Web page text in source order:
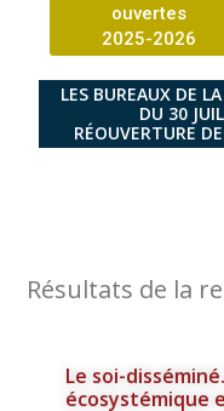
ouvertes
2025-2026
LES BUREAUX DE
DU 30
RÉOUVERTURE
Résultats de la
Le soi-
écosystémique